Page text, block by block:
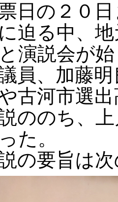
日の２０
迫る中、
演説会が
員、加藤
古河市選
ののち、
た。
の要旨は